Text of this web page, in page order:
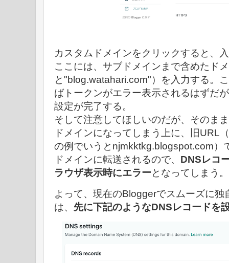
カスタムドメインをクリックすると、
ここには、サブドメインまで含めたド
と"blog.watahari.com"）を入力する。
ばトークンがエラー表示されるはずだ
設定が完了する。
そして注意してほしいのだが、そのま
ドメインになってしまう上に、旧URL
の例でいうとnjmkktkg.blogspot.com）
ドメインに転送されるので、 DNSレコ
ラウザ表示時にエラーとなってしまう。
よって、現在のBloggerでスムーズに独
は、 先に下記のようなDNSレコードを